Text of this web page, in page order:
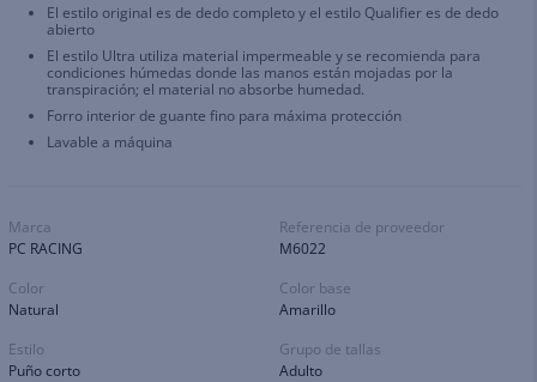
El estilo original es de dedo completo y el estilo Qualifier es de dedo
abierto
El estilo Ultra utiliza material impermeable y se recomienda para
condiciones húmedas donde las manos están mojadas por la
transpiración; el material no absorbe humedad.
Forro interior de guante fino para máxima protección
Lavable a máquina
Marca
PC RACING
Referencia de proveedor
M6022
Color
Natural
Color base
Amarillo
Estilo
Puño corto
Grupo de tallas
Adulto